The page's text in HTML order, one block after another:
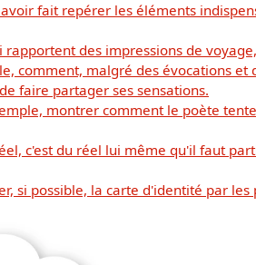
fait repérer les éléments
des impressions de
comment, malgré des évocations et
faire partager ses sensations.
montrer comment le poète
c'est du réel lui même qu'il faut
si possible, la carte d'identité par les